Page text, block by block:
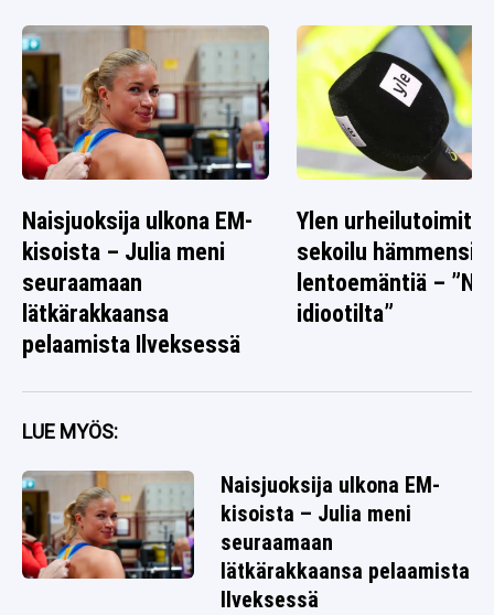
Naisjuoksija ulkona EM-
kisoista – Julia meni
seuraamaan
lätkärakkaansa
pelaamista Ilveksessä
Ylen
sekoilu hämmensi
lentoemäntiä –
idiootilta”
LUE MYÖS:
Naisjuoksija ulkona EM-
kisoista – Julia meni
seuraamaan
lätkärakkaansa pelaamista
Ilveksessä